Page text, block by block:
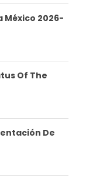
México 2026-
Of The
De